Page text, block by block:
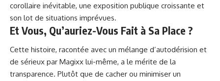
corollaire inévitable, une exposition publique croissante et
son lot de situations imprévues.
Et Vous, Qu’auriez-Vous Fait à Sa Place ?
Cette histoire, racontée avec un mélange d’autodérision et
de sérieux par Magixx lui-même, a le mérite de la
transparence. Plutôt que de cacher ou minimiser un